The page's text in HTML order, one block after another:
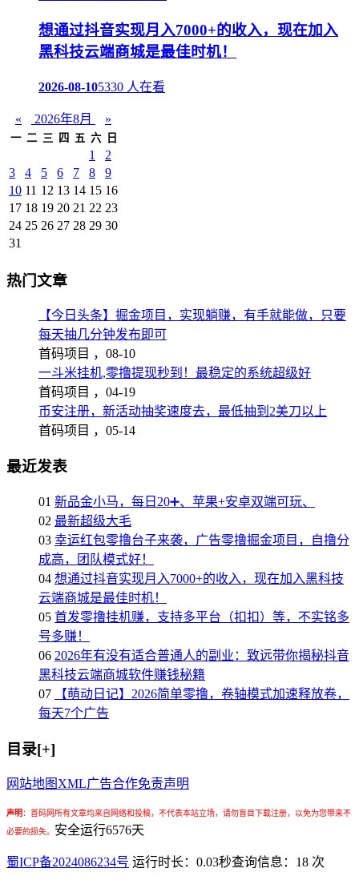
想通过抖音实现月入7000+的收入，现在加入
黑科技云端商城是最佳时机！
2026-08-105330 人在看
« 2026年8月 »
一 二 三 四 五 六 日
1
2
3
4 5 6 7 8
9
10 11 12 13 14 15 16
17 18 19 20 21 22 23
24 25 26 27 28 29 30
31
热门文章
【今日头条】掘金项目，实现躺赚，有手就能做，只要
每天抽几分钟发布即可
首码项目 ， 08-10
一斗米挂机,零撸提现秒到！最稳定的系统超级好
首码项目 ， 04-19
币安注册，新活动抽奖速度去，最低抽到2美刀以上
首码项目 ， 05-14
最近发表
01 新品金小马，每日20➕、苹果+安卓双端可玩、
02 最新超级大毛
03 幸运红包零撸台子来袭，广告零撸掘金项目，自撸分
成高，团队模式好！
04 想通过抖音实现月入7000+的收入，现在加入黑科技
云端商城是最佳时机！
05 首发零撸挂机赚，支持多平台（扣扣）等，不实铭多
号多赚！
06 2026年有没有适合普通人的副业：致远带你揭秘抖音
黑科技云端商城软件赚钱秘籍
07
【萌动日记】2026简单零撸，卷轴模式加速释放卷，
每天7个广告
目录[+]
网站地图 XML广告合作免责声明
声明： 首码网所有文章均来自网络和投稿，不代表本站立场，请勿盲目下载注册，以免为您带来不
必要的损失。 安全运行6576天
蜀ICP备2024086234号 运行时长：0.03秒查询信息：18 次